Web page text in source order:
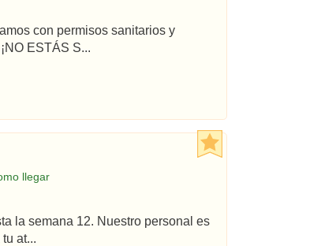
con permisos sanitarios y
ESTÁS S...
llegar
la semana 12. Nuestro personal es
at...